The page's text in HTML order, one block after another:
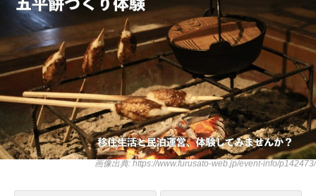
画像出典: https://www.furusato-web.jp/event-info/p142473/